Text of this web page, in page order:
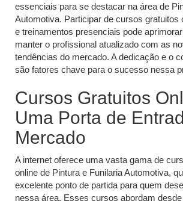
essenciais para se destacar na área de
Automotiva. Participar de cursos gratuitos
e treinamentos presenciais pode
manter o profissional atualizado com as
tendências do mercado. A dedicação e o
são fatores chave para o sucesso nessa
Cursos Gratuitos
Uma Porta de
Mercado
A internet oferece uma vasta gama de
online de Pintura e Funilaria Automotiva,
excelente ponto de partida para quem
nessa área. Esses cursos abordam